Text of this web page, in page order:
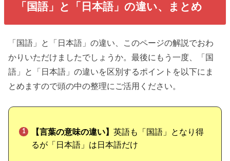
「国語」と「日本語」の違い、まとめ
「国語」と「日本語」の違い、このページの解説でおわ
かりいただけましたでしょうか。最後にもう一度、「国
語」と「日本語」の違いを区別するポイントを以下にま
とめますので頭の中の整理にご活用ください。
【言葉の意味の違い】 英語も「国語」となり得
るが「日本語」は日本語だけ